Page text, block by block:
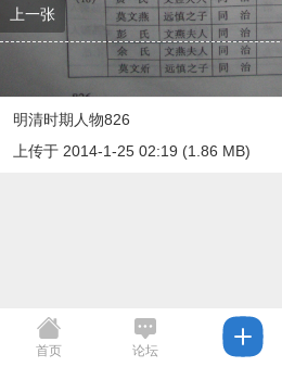
上一张
明清时期人物826
上传于 2014-1-25 02:19 (1.86 MB)
首页 论坛